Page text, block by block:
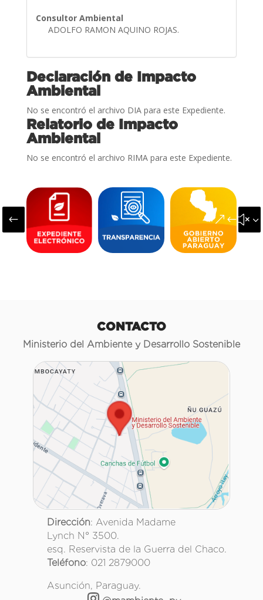
Consultor Ambiental
ADOLFO RAMON AQUINO ROJAS.
Declaración de Impacto
Ambiental
No se encontró el archivo DIA para este Expediente.
Relatorio de Impacto
Ambiental
No se encontró el archivo RIMA para este Expediente.
#
CONTACTO
Ministerio del Ambiente y Desarrollo Sostenible
Dirección: Avenida Madame
Lynch N° 3500.
esq. Reservista de la Guerra del Chaco.
Teléfono: 021 2879000
Asunción, Paraguay.